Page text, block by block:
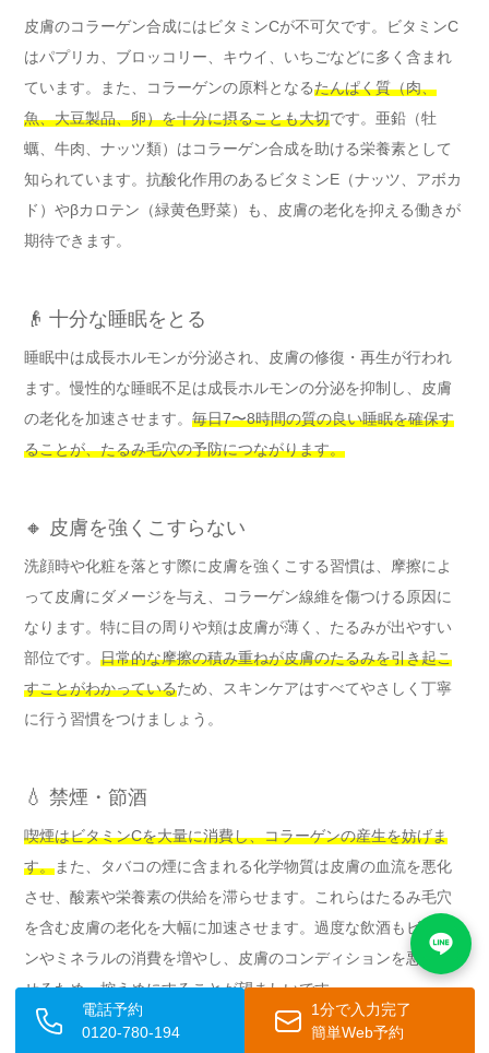
皮膚のコラーゲン合成にはビタミンCが不可欠です。ビタミンC
はパプリカ、ブロッコリー、キウイ、いちごなどに多く含まれ
ています。また、コラーゲンの原料となるたんぱく質（肉、
魚、大豆製品、卵）を十分に摂ることも大切です。亜鉛（牡
蠣、牛肉、ナッツ類）はコラーゲン合成を助ける栄養素として
知られています。抗酸化作用のあるビタミンE（ナッツ、アボカ
ド）やβカロテン（緑黄色野菜）も、皮膚の老化を抑える働きが
期待できます。
👴 十分な睡眠をとる
睡眠中は成長ホルモンが分泌され、皮膚の修復・再生が行われ
ます。慢性的な睡眠不足は成長ホルモンの分泌を抑制し、皮膚
の老化を加速させます。 毎日7〜8時間の質の良い睡眠を確保す
ることが、たるみ毛穴の予防につながります。
🔸 皮膚を強くこすらない
洗顔時や化粧を落とす際に皮膚を強くこする習慣は、摩擦によ
って皮膚にダメージを与え、コラーゲン線維を傷つける原因に
なります。特に目の周りや頬は皮膚が薄く、たるみが出やすい
部位です。 日常的な摩擦の積み重ねが皮膚のたるみを引き起こ
すことがわかっているため、スキンケアはすべてやさしく丁寧
に行う習慣をつけましょう。
💧 禁煙・節酒
喫煙はビタミンCを大量に消費し、コラーゲンの産生を妨げま
す。また、タバコの煙に含まれる化学物質は皮膚の血流を悪化
させ、酸素や栄養素の供給を滞らせます。これらはたるみ毛穴
を含む皮膚の老化を大幅に加速させます。過度な飲酒もビタミ
ンやミネラルの消費を増やし、皮膚のコンディションを悪化さ
せるため、控えめにすることが望ましいです。
電話予約
0120-780-194
1分で入力完了
簡単Web予約